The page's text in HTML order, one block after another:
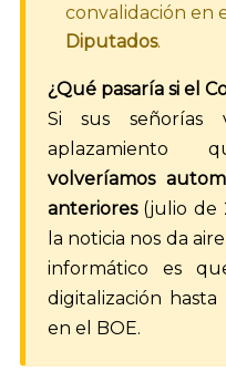
convalidación en
Diputados.
¿Qué pasaría si el
Si sus señorías
aplazamiento
volveríamos
anteriores(julio de
la noticia nos da
informático es
digitalización
en el BOE.